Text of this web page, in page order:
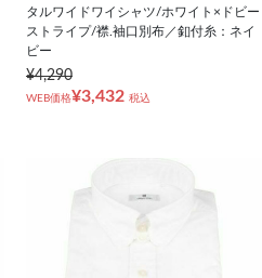
タルワイドワイシャツ/ホワイト×ドビー
ストライプ/襟.袖口別布／釦付糸：ネイ
ビー
¥4,290
WEB価格¥3,432 税込